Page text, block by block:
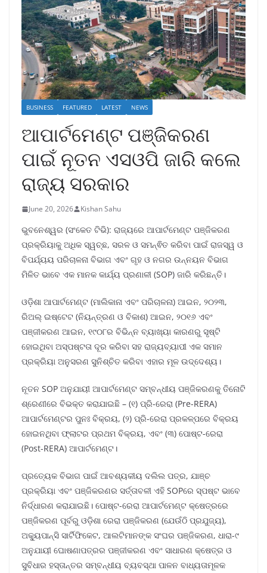
BUSINESS FEATURED LATEST NEWS
ଆପାର୍ଟମେଣ୍ଟ ପଞ୍ଜିକରଣ
ପାଇଁ ନୂତନ ଏସଓପି ଜାରି କଲେ
ରାଜ୍ୟ ସରକାର
June 20, 2026 Kishan Sahu
ଭୁବନେଶ୍ୱର (ସଂକେତ ଟିଭି): ରାଜ୍ୟରେ ଆପାର୍ଟମେଣ୍ଟ ପଞ୍ଜିକରଣ
ପ୍ରକ୍ରିୟାକୁ ଅଧିକ ସ୍ୱଚ୍ଛ, ସରଳ ଓ ସମନ୍ଵିତ କରିବା ପାଇଁ ରାଜସ୍ୱ ଓ
ବିପର୍ଯ୍ୟୟ ପରିଚାଳନା ବିଭାଗ ଏବଂ ଗୃହ ଓ ନଗର ଉନ୍ନୟନ ବିଭାଗ
ମିଳିତ ଭାବେ ଏକ ମାନକ କାର୍ଯ୍ୟ ପ୍ରଣାଳୀ (SOP) ଜାରି କରିଛନ୍ତି।
ଓଡ଼ିଶା ଆପାର୍ଟମେଣ୍ଟ (ମାଲିକାନା ଏବଂ ପରିଚାଳନା) ଆଇନ, ୨୦୨୩,
ରିଅଲ୍ ଇଷ୍ଟେଟ (ନିୟନ୍ତ୍ରଣ ଓ ବିକାଶ) ଆଇନ, ୨୦୧୬ ଏବଂ
ପଞ୍ଜୀକରଣ ଆଇନ, ୧୯୦୮ର ବିଭିନ୍ନ ବ୍ୟାଖ୍ୟା କାରଣରୁ ସୃଷ୍ଟି
ହୋଇଥିବା ଅସ୍ପଷ୍ଟତା ଦୂର କରିବା ସହ ରାଜ୍ୟବ୍ୟାପୀ ଏକ ସମାନ
ପ୍ରକ୍ରିୟା ଅନୁସରଣ ସୁନିଶ୍ଚିତ କରିବା ଏହାର ମୂଳ ଉଦ୍ଦେଶ୍ୟ।
ନୂତନ SOP ଅନୁଯାୟୀ ଆପାର୍ଟମେଣ୍ଟ ସମ୍ବନ୍ଧୀୟ ପଞ୍ଜିକରଣକୁ ତିନୋଟି
ଶ୍ରେଣୀରେ ବିଭକ୍ତ କରାଯାଇଛି – (୧) ପ୍ରି-ରେରା (Pre-RERA)
ଆପାର୍ଟମେଣ୍ଟର ପୁନଃ ବିକ୍ରୟ, (୨) ପ୍ରି-ରେରା ପ୍ରକଳ୍ପରେ ବିକ୍ରୟ
ହୋଇନଥିବା ଫ୍ଲାଟର ପ୍ରଥମ ବିକ୍ରୟ, ଏବଂ (୩) ପୋଷ୍ଟ-ରେରା
(Post-RERA) ଆପାର୍ଟମେଣ୍ଟ।
ପ୍ରତ୍ୟେକ ବିଭାଗ ପାଇଁ ଆବଶ୍ୟକୀୟ ଦଲିଲ ପତ୍ର, ଯାଞ୍ଚ
ପ୍ରକ୍ରିୟା ଏବଂ ପଞ୍ଜିକରଣର ସର୍ତ୍ତାବଳୀ ଏହି SOPରେ ସ୍ପଷ୍ଟ ଭାବେ
ନିର୍ଦ୍ଧାରଣ କରାଯାଇଛି। ପୋଷ୍ଟ-ରେରା ଆପାର୍ଟମେଣ୍ଟ କ୍ଷେତ୍ରରେ
ପଞ୍ଜିକରଣ ପୂର୍ବରୁ ଓଡ଼ିଶା ରେରା ପଞ୍ଜିକରଣ (ଯେଉଁଠି ପ୍ରଯୁଜ୍ୟ),
ଅକ୍ୟୁପାନ୍ସି ସାର୍ଟିଫିକେଟ, ଆଲଟିମାନଙ୍କ ସଂଘର ପଞ୍ଜିକରଣ, ଧାରା-୯
ଅନୁଯାୟୀ ଘୋଷଣାପତ୍ରର ପଞ୍ଜୀକରଣ ଏବଂ ସାଧାରଣ କ୍ଷେତ୍ର ଓ
ସୁବିଧାର ହସ୍ତାନ୍ତର ସମ୍ବନ୍ଧୀୟ ବ୍ୟବସ୍ଥା ପାଳନ ବାଧ୍ୟତାମୂଳକ